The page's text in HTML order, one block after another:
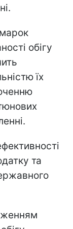
обігу
їх
та